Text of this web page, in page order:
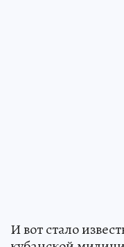
И вот стало